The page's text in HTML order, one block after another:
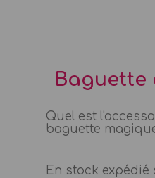
Baguette
Quel est
baguette
En stock expédié